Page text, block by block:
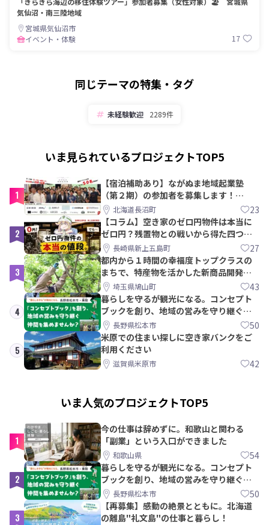
気仙沼・南三陸地域
宮城県気仙沼市
イベント・体験
17
同じテーマの特集・タグ
未経験歓迎 2289件
いま見られているプロジェクトTOP5
1
【宿泊補助あり】ながぬま地域起業塾
（第２期）の参加者を募集します！
【8/21〆】
北海道長沼町 23
2
【コラム】空き家のゼロ円物件は本当に
ゼロ円？残置物との戦いから得た四つの
教訓｜新上五島町
長崎県新上五島町 27
3
都内から１時間の幸福度トップクラスの
まちで、特産物を活かした新商品開発＆
PRメンバー募集！
埼玉県鳩山町 43
4
暮らしを守るが観光になる。コンセプト
ブックを創り、地域の営みを守り継ぐ仲
間を集めませんか？
長野県松本市 50
5
米原での住まい探しに空き家バンクをご
利用ください
滋賀県米原市 42
いま人気のプロジェクトTOP5
1
今の仕事は辞めずに。和歌山と関わる
「副業」という入口ができました
和歌山県 54
2
暮らしを守るが観光になる。コンセプト
ブックを創り、地域の営みを守り継ぐ仲
間を集めませんか？
長野県松本市 50
3
【再募集】感動の絶景とともに。北海道
の離島"礼文島"の仕事と暮らし！